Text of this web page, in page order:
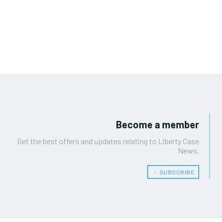
Become a member
Get the best offers and updates relating to Liberty Case
News.
﹢ SUBSCRIBE